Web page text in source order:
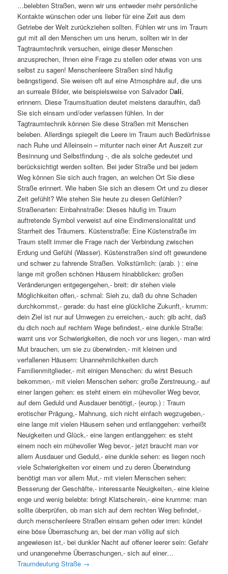
…belebten Straßen, wenn wir uns entweder mehr persönliche
Kontakte wünschen oder uns lieber für eine Zeit aus dem
Getriebe der Welt zurückziehen sollten. Fühlen wir uns im Traum
gut mit all den Menschen um uns herum, sollten wir in der
Tagtraumtechnik versuchen, einige dieser Menschen
anzusprechen, Ihnen eine Frage zu stellen oder etwas von uns
selbst zu sagen! Menschenleere Straßen sind häufig
beängstigend. Sie weisen oft auf eine Atmosphäre auf, die uns
an surreale Bilder, wie beispielsweise von Salvador Dali,
erinnern. Diese Traumsituation deutet meistens daraufhin, daß
Sie sich einsam und/oder verlassen fühlen. In der
Tagtraumtechnik können Sie diese Straßen mit Menschen
beleben. Allerdings spiegelt die Leere im Traum auch Bedürfnisse
nach Ruhe und Alleinsein – mitunter nach einer Art Auszeit zur
Besinnung und Selbstfindung -, die als solche gedeutet und
berücksichtigt werden sollten. Bei jeder Straße und bei jedem
Weg können Sie sich auch fragen, an welchen Ort Sie diese
Straße erinnert. Wie haben Sie sich an diesem Ort und zu dieser
Zeit gefühlt? Wie stehen Sie heute zu diesen Gefühlen?
Straßenarten: Einbahnstraße: Dieses häufig im Traum
auftretende Symbol verweist auf eine Eindimensionalität und
Starrheit des Träumers. Küstenstraße: Eine Küstenstraße im
Traum stellt immer die Frage nach der Verbindung zwischen
Erdung und Gefühl (Wasser). Küstenstraßen sind oft gewundene
und schwer zu fahrende Straßen. Volkstümlich: (arab. ) : eine
lange mit großen schönen Häusern hinabblicken: großen
Veränderungen entgegengehen,- breit: dir stehen viele
Möglichkeiten offen,- schmal: Sieh zu, daß du ohne Schaden
durchkommst,- gerade: du hast eine glückliche Zukunft,- krumm:
dein Ziel ist nur auf Umwegen zu erreichen,- auch: gib acht, daß
du dich noch auf rechtem Wege befindest,- eine dunkle Straße:
warnt uns vor Schwierigkeiten, die noch vor uns liegen,- man wird
Mut brauchen, um sie zu überwinden,- mit kleinen und
verfallenen Häusern: Unannehmlichkeiten durch
Familienmitglieder,- mit einigen Menschen: du wirst Besuch
bekommen,- mit vielen Menschen sehen: große Zerstreuung,- auf
einer langen gehen: es steht einem ein mühevoller Weg bevor,
auf dem Geduld und Ausdauer benötigt,- (europ.) : Traum
erotischer Prägung,- Mahnung, sich nicht einfach wegzugeben,-
eine lange mit vielen Häusern sehen und entlanggehen: verheißt
Neuigkeiten und Glück,- eine langen entlanggehen: es steht
einem noch ein mühevoller Weg bevor,- jetzt braucht man vor
allem Ausdauer und Geduld,- eine dunkle sehen: es liegen noch
viele Schwierigkeiten vor einem und zu deren Überwindung
benötigt man vor allem Mut,- mit vielen Menschen sehen:
Besserung der Geschäfte,- interessante Neuigkeiten,- eine kleine
enge und wenig belebte: bringt Klatscherein,- eine krumme: man
sollte überprüfen, ob man sich auf dem rechten Weg befindet,-
durch menschenleere Straßen einsam gehen oder irren: kündet
eine böse Überraschung an, bei der man völlig auf sich
angewiesen ist,- bei dunkler Nacht auf offener leerer sein: Gefahr
und unangenehme Überraschungen,- sich auf einer…
Traumdeutung Straße →